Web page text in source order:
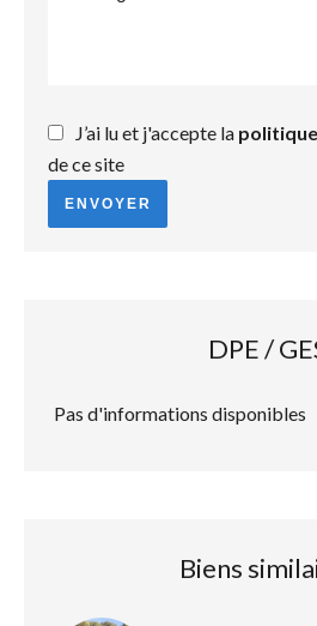
J’ai lu et j'accepte la
de ce site
ENVOYER
DPE /
Pas d'informations disponibles
Biens